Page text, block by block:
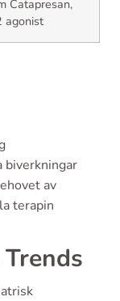
Catapresan,
agonist
biverkningar
av
terapin